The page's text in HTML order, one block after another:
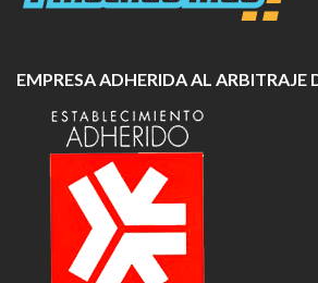
EMPRESA ADHERIDA AL ARBITRAJE